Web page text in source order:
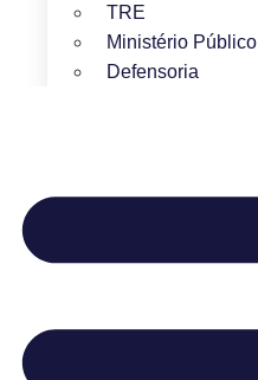
TRE
Ministério Público
Defensoria